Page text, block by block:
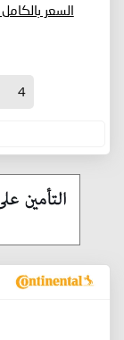
السعر بالكامل